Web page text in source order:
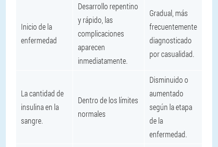
Inicio de la
enfermedad
Desarrollo repentino
y rápido, las
complicaciones
aparecen
inmediatamente.
Gradual, más
frecuentemente
diagnosticado
por casualidad.
La cantidad de
insulina en la
sangre.
Dentro de los límites
normales
Disminuido o
aumentado
según la etapa
de la
enfermedad.